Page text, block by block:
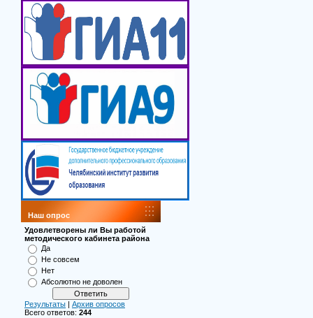
Наш опрос
Удовлетворены ли Вы работой
методического кабинета района
Да
Не совсем
Нет
Абсолютно не доволен
Результаты
Архив опросов
Всего ответов: 244